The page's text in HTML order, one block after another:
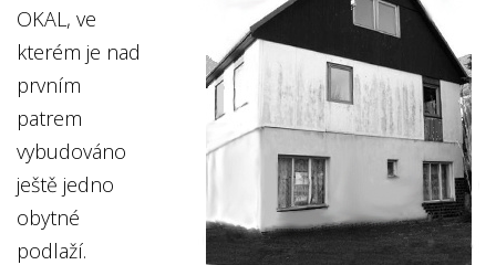
OKAL, ve
kterém je nad
prvním
patrem
vybudováno
ještě jedno
obytné
podlaží.